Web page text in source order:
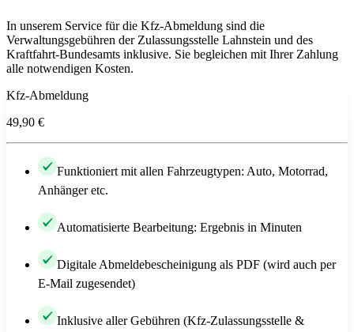
In unserem Service für die Kfz-Abmeldung sind die
Verwaltungsgebühren der Zulassungsstelle Lahnstein und des
Kraftfahrt-Bundesamts inklusive. Sie begleichen mit Ihrer Zahlung
alle notwendigen Kosten.
Kfz-Abmeldung
49,90 €
Funktioniert mit allen Fahrzeugtypen: Auto, Motorrad,
Anhänger etc.
Automatisierte Bearbeitung: Ergebnis in Minuten
Digitale Abmeldebescheinigung als PDF (wird auch per
E-Mail zugesendet)
Inklusive aller Gebühren (Kfz-Zulassungsstelle &